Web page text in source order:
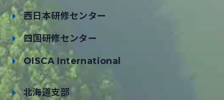
西日本研修センター
四国研修センター
OISCA International
北海道支部